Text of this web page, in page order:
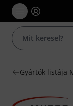
Gyártók listája